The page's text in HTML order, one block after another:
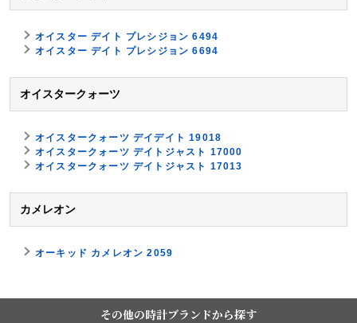
オイスター デイト プレシジョン 6494
オイスター デイト プレシジョン 6694
オイスタークォーツ
オイスタークォーツ デイデイト 19018
オイスタークォーツ デイトジャスト 17000
オイスタークォーツ デイトジャスト 17013
カメレオン
オーキッド カメレオン 2059
その他の時計ブランドから探す